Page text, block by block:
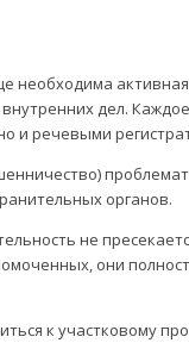
необходима
дел.
и речевыми
органов.
не
они
к участковому